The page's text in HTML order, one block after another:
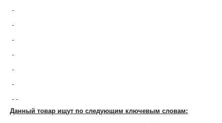
-
-
-
-
-
-
- -
Данный товар ищут по следующим ключевым словам: